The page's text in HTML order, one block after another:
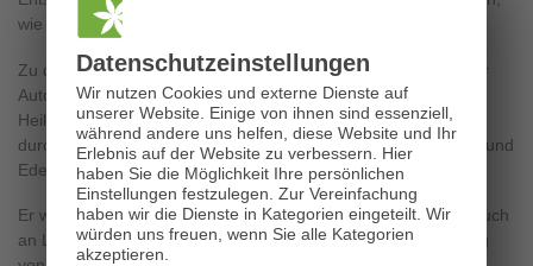
Datenschutz­einstellungen
Wir nutzen Cookies und externe Dienste auf
unserer Website. Einige von ihnen sind essenziell,
während andere uns helfen, diese Website und Ihr
Erlebnis auf der Website zu verbessern. Hier
haben Sie die Möglichkeit Ihre persönlichen
Einstellungen festzulegen. Zur Vereinfachung
haben wir die Dienste in Kategorien eingeteilt. Wir
würden uns freuen, wenn Sie alle Kategorien
akzeptieren.
wie der Autor anhand von praktischen Beispielen darlegt.
Zu den vielfach bewährten Anwendungsverfahren schildert der
Autor zusätzlich Indikationen von Steinen und Ölen, bei denen
Heilwirkungen bislang unbekannt waren. Der Band beinhaltet
durch die umfassende Darstellung der Bach-Blüten-, Aroma – und
Edelsteintherapie im Grunde drei Bücher in einem.
Er wendet sich mit diesem Buch sowohl an Therapeuten als auch
an Laien und ist ein idealer Ratgeber für die Selbstbehandlung